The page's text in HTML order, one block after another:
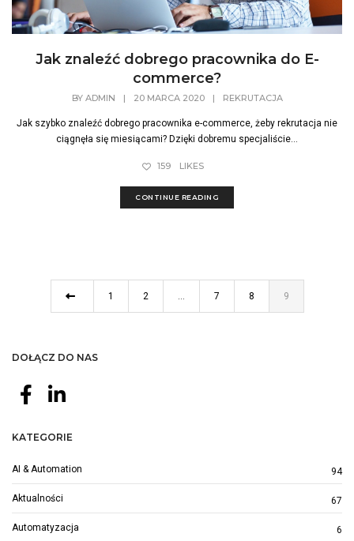
Jak znaleźć dobrego pracownika do E-
commerce?
BY ADMIN | 20 MARCA 2020 | REKRUTACJA
Jak szybko znaleźć dobrego pracownika e-commerce, żeby rekrutacja nie
ciągnęła się miesiącami? Dzięki dobremu specjaliście...
159 LIKES
CONTINUE READING
1 2 … 7 8 9
DOŁĄCZ DO NAS
KATEGORIE
AI & Automation 94
Aktualności 67
Automatyzacja 6